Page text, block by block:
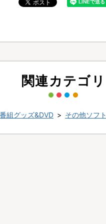
関連カテゴリ
組グッズ&DVD > その他ソフト